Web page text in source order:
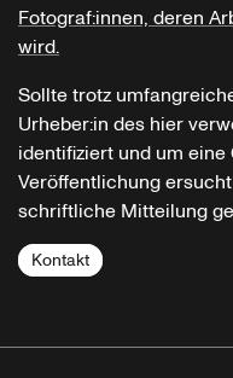
Fotograf:innen, deren
wird.
Sollte trotz
Urheber:in des hier
identifiziert und um
Veröffentlichung
schriftliche Mitteilung
Kontakt